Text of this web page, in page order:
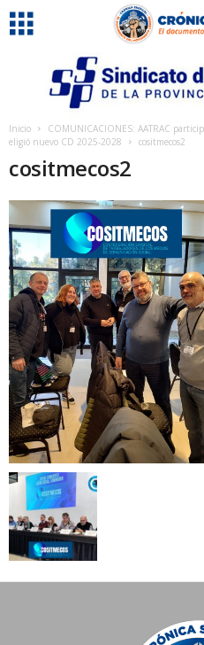
Inicio
COMUNICACIONES: AATRAC
eligió nuevo CD 2025-2028
cositmecos2
cositmecos2